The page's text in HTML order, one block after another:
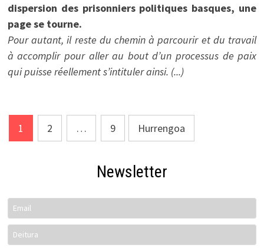
dispersion des prisonniers politiques basques, une
page se tourne.
Pour autant, il reste du chemin à parcourir et du travail
à accomplir pour aller au bout d’un processus de paix
qui puisse réellement s’intituler ainsi. (...)
Posts
pagination
1 2 … 9 Hurrengoa
Newsletter